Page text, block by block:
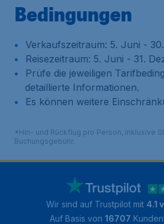
Bedingungen
Verkaufszeitraum: 5. Juni -
Reisezeitraum: 5. Juni - 31.
Prüfe die jeweiligen
detaillierte Informationen.
Es können weitere
*Hin- und Rückflug pro Person, inklusive
Buchungsgebühr.
Wir sind auf Trustpilot mit 4.1
Auf Basis von 16707